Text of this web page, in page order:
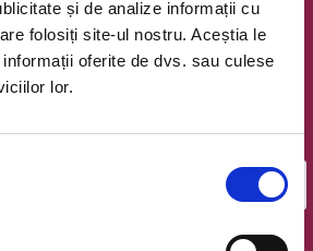
și de analize informații cu
folosiți site-ul nostru. Aceștia le
oferite de dvs. sau culese
lor.
@ Bilete.ro
editie saptamanala cu cele mai noi